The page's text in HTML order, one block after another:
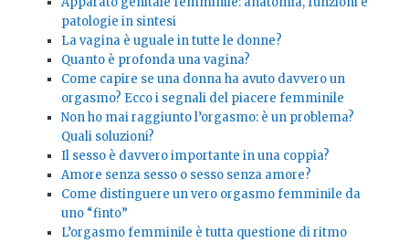
patologie in sintesi
La vagina è uguale in tutte le donne?
Quanto è profonda una vagina?
Come capire se una donna ha avuto davvero un
orgasmo? Ecco i segnali del piacere femminile
Non ho mai raggiunto l’orgasmo: è un problema?
Quali soluzioni?
Il sesso è davvero importante in una coppia?
Amore senza sesso o sesso senza amore?
Come distinguere un vero orgasmo femminile da
uno “finto”
L’orgasmo femminile è tutta questione di ritmo